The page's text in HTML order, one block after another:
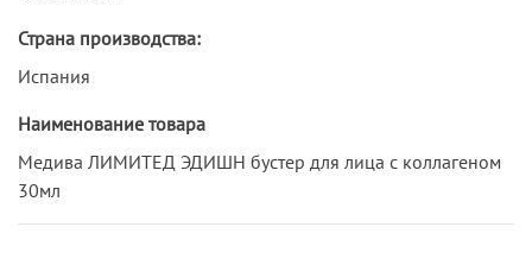
Страна производства:
Испания
Наименование товара
Медива ЛИМИТЕД ЭДИШН бустер для лица с коллагеном
30мл